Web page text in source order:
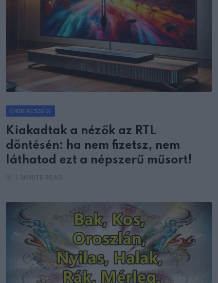
ÉRDEKESSÉG
Kiakadtak a nézők az RTL
döntésén: ha nem fizetsz, nem
láthatod ezt a népszerű műsort!